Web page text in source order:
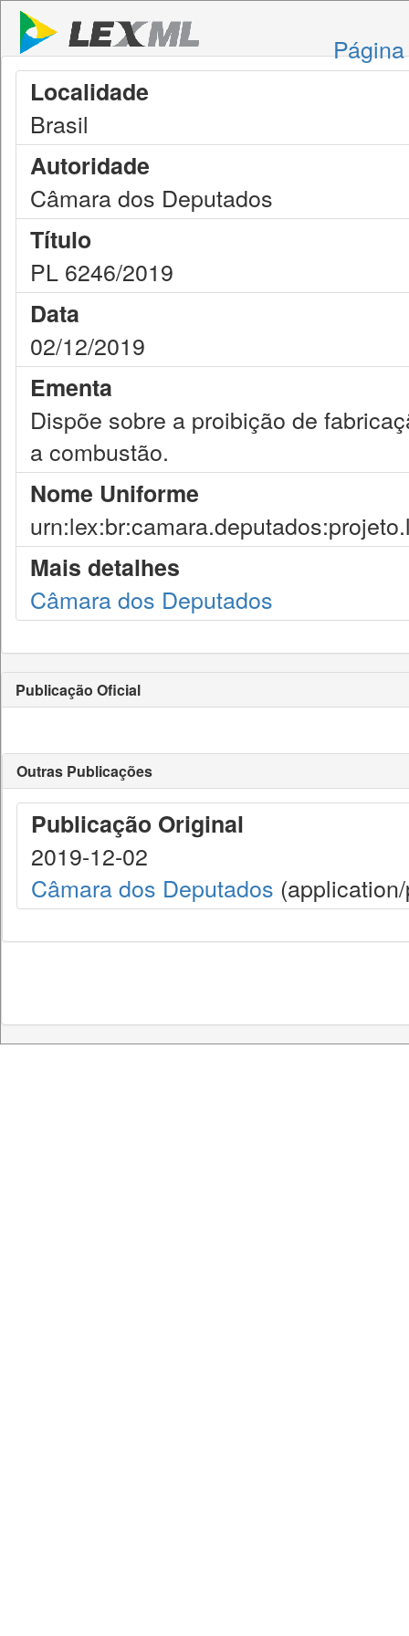
Localidade
Brasil
Autoridade
Câmara dos Deputados
Título
PL 6246/2019
Data
02/12/2019
Ementa
Dispõe sobre a proibição de
a combustão.
Nome Uniforme
Mais detalhes
Câmara dos Deputados
Publicação Oficial
Outras Publicações
Publicação Original
2019-12-02
Câmara dos Deputados